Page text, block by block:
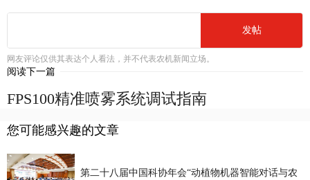
发帖
网友评论仅供其表达个人看法，并不代表农机新闻立场。
阅读下一篇
FPS100精准喷雾系统调试指南
您可能感兴趣的文章
第二十八届中国科协年会“动植物机器智能对话与农